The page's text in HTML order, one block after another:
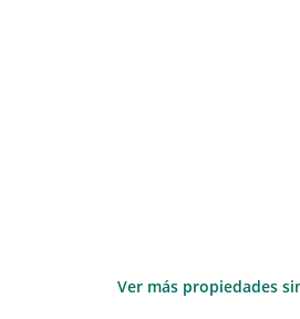
Ver más propiedades